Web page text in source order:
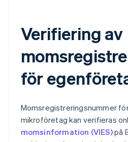
Verifiering av
för
Momsregistreringsnummer
mikroföretag kan verifieras
momsinformation (VIES)på